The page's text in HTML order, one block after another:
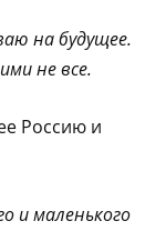
на будущее.
не все.
Россию и
и маленького